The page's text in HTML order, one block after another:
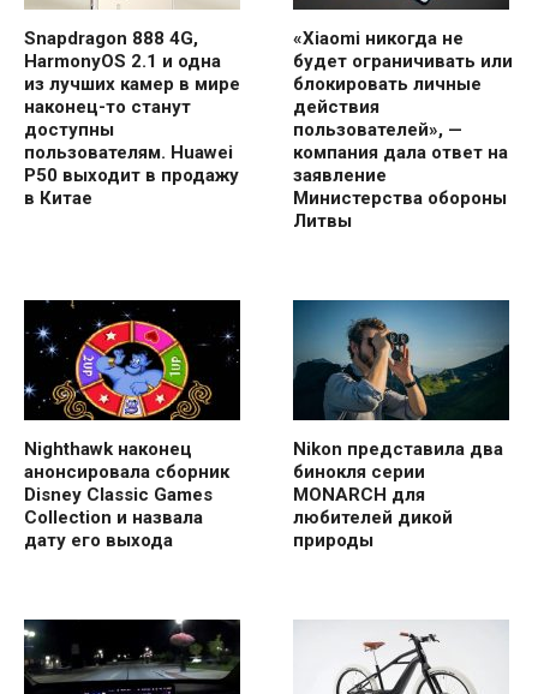
Snapdragon 888 4G,
HarmonyOS 2.1 и одна
из лучших камер в мире
наконец-то станут
доступны
пользователям. Huawei
P50 выходит в продажу
в Китае
«Xiaomi никогда не
будет ограничивать или
блокировать личные
действия
пользователей», —
компания дала ответ на
заявление
Министерства обороны
Литвы
Nighthawk наконец
анонсировала сборник
Disney Classic Games
Collection и назвала
дату его выхода
Nikon представила два
бинокля серии
MONARCH для
любителей дикой
природы